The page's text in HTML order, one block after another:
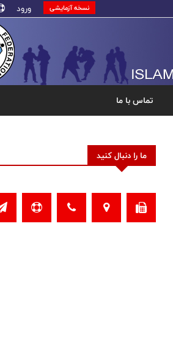
نسخه آزمایشی ورود
تماس با ما
ما را دنبال کنید